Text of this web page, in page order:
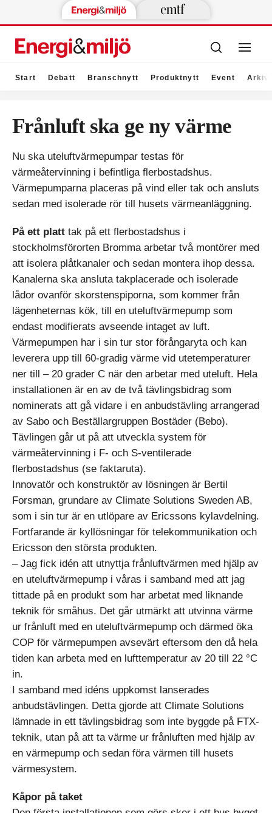
Start Debatt Branschnytt Produktnytt Event Arkiv
Frånluft ska ge ny värme
Nu ska uteluftvärmepumpar testas för
värmeåtervinning i befintliga flerbostadshus.
Värmepumparna placeras på vind eller tak och ansluts
sedan med isolerade rör till husets värmeanläggning.
På ett platt tak på ett flerbostadshus i
stockholmsförorten Bromma arbetar två montörer med
att isolera plåtkanaler och sedan montera ihop dessa.
Kanalerna ska ansluta takplacerade och isolerade
lådor ovanför skorstenspiporna, som kommer från
lägenheternas kök, till en uteluftvärmepump som
endast modifierats avseende intaget av luft.
Värmepumpen har i sin tur stor förångaryta och kan
leverera upp till 60-gradig värme vid utetemperaturer
ner till – 20 grader C när den arbetar med uteluft. Hela
installationen är en av de två tävlingsbidrag som
nominerats att gå vidare i en anbudstävling arrangerad
av Sabo och Beställargruppen Bostäder (Bebo).
Tävlingen går ut på att utveckla system för
värmeåtervinning i F- och S-ventilerade
flerbostadshus (se faktaruta).
Innovatör och konstruktör av lösningen är Bertil
Forsman, grundare av Climate Solutions Sweden AB,
som i sin tur är en utlöpare av Ericssons kylavdelning.
Fortfarande är kyllösningar för telekommunikation och
Ericsson den största produkten.
– Jag fick idén att utnyttja frånluftvärmen med hjälp av
en uteluftvärmepump i våras i samband med att jag
tittade på en produkt som har arbetat med liknande
teknik för småhus. Det går utmärkt att utvinna värme
ur frånluft med en uteluftvärmepump och därmed öka
COP för värmepumpen avsevärt eftersom den då hela
tiden kan arbeta med en lufttemperatur av 20 till 22 °C
in.
I samband med idéns uppkomst lanserades
anbudstävlingen. Detta gjorde att Climate Solutions
lämnade in ett tävlingsbidrag som inte byggde på FTX-
teknik, utan på att ta värme ur frånluften med hjälp av
en värmepump och sedan föra värmen till husets
värmesystem.
Kåpor på taket